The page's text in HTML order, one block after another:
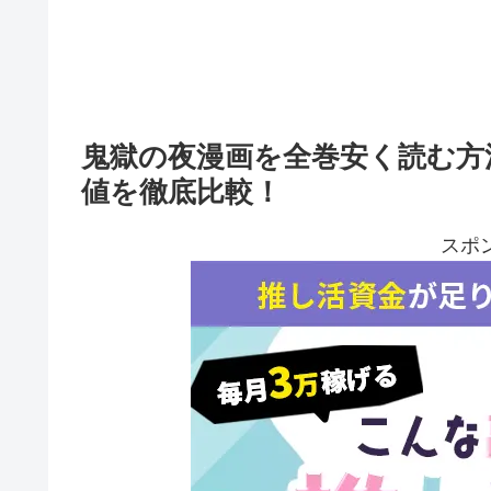
鬼獄の夜漫画を全巻安く読む
値を徹底比較！
スポ